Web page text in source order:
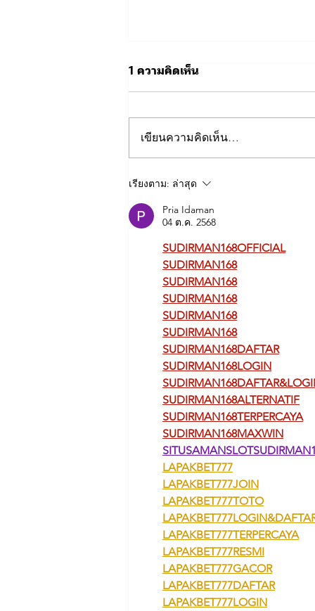
ผบช.ทท. ตรวจเยี่ยม การฝึกบิน
โดรนยุทธวิธี จัดเลี้ยงอาหารผู้
เข้ารับการฝึก
1 ความคิดเห็น
เขียนความคิดเห็น…
เรียงตาม: ล่าสุด
Pria Idaman
04 ต.ค. 2568
SUDIRMAN168OFFICIAL
SUDIRMAN168
SUDIRMAN168
SUDIRMAN168
SUDIRMAN168
SUDIRMAN168
SUDIRMAN168DAFTAR
SUDIRMAN168LOGIN
SUDIRMAN168ALTERNATIF
SUDIRMAN168TERPERCAYA
SUDIRMAN168MAXWIN
LAPAKBET777
LAPAKBET777JOIN
LAPAKBET777TOTO
LAPAKBET777TERPERCAYA
LAPAKBET777RESMI
LAPAKBET777GACOR
LAPAKBET777DAFTAR
LAPAKBET777LOGIN